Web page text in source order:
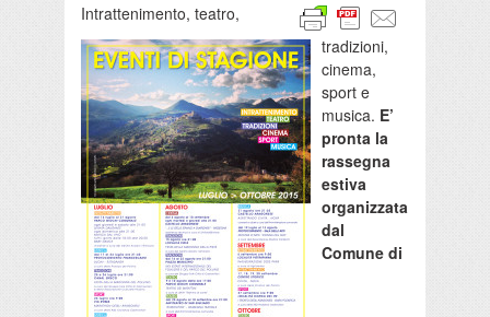
Intrattenimento, teatro,
tradizioni,
cinema,
sport e
musica. E’
pronta la
rassegna
estiva
organizzata
dal
Comune di